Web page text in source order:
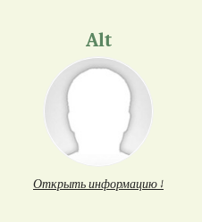
Alt
Открыть информацию ↓